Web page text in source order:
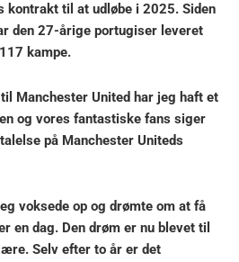
kontrakt til at udløbe i 2025. Siden
den 27-årige portugiser leveret
kampe.
Manchester United har jeg haft et
og vores fantastiske fans siger
på Manchester Uniteds
voksede op og drømte om at få
en dag. Den drøm er nu blevet til
Selv efter to år er det